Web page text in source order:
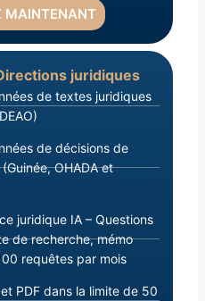
MAINTENANT
juridiques
de textes juridiques
de décisions de
OHADA et
juridique IA – Questions
de recherche, mémo
requêtes par mois
PDF dans la limite de 50